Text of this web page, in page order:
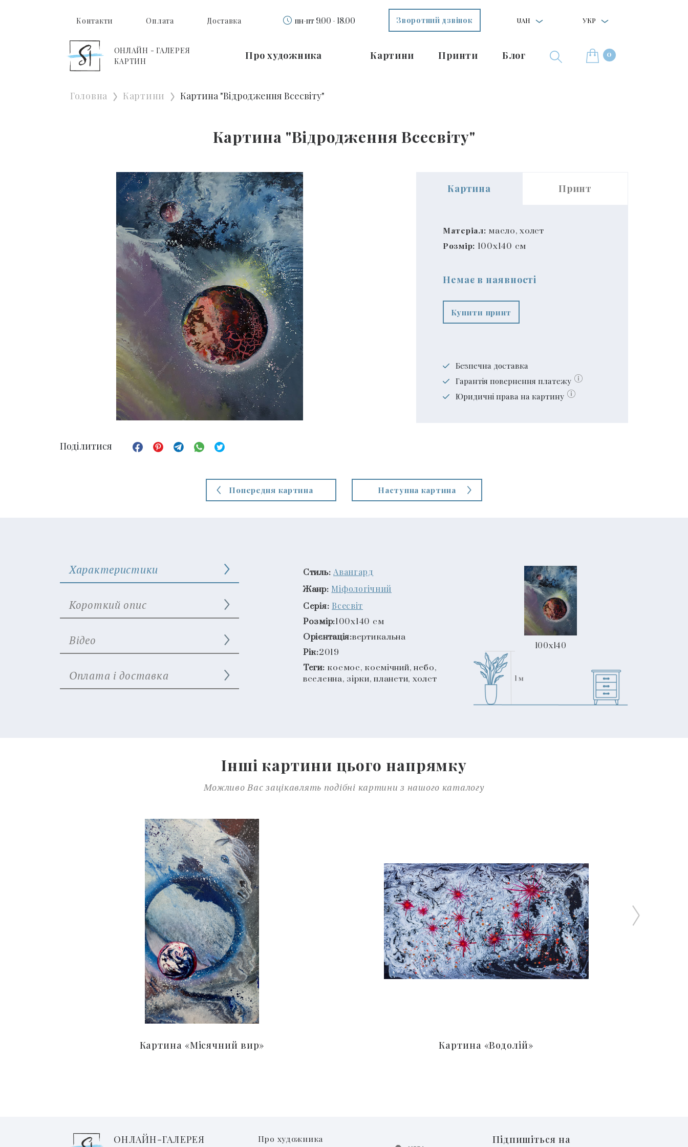
Контакти Оплата Доставка пн-пт 9.00 - 18.00 Зворотний дзвінок UAH УКР
ОНЛАЙН - ГАЛЕРЕЯ
КАРТИН
Про художника Картини Принти Блог 0
Головна Картини Картина "Відродження Всесвіту"
Картина "Відродження Всесвіту"
Картина Принт
Матеріал: масло, холст
Розмір: 100x140 см
Немає в наявності
Купити принт
Безпечна доставка
Гарантія повернення платежу
Юридичні права на картину
Поділитися
Попередня картина Наступна картина
Характеристики
Короткий опис
Відео
Оплата і доставка
Стиль: Авангард
Жанр: Міфологічний
Серія: Всесвіт
Розмір:100x140 см
Орієнтація:вертикальна
Рік:2019
Теги: космос, космічний, небо,
вселенна, зірки, планети, холст
100x140
Інші картини цього напрямку
Можливо Вас зацікавлять подібні картини з нашого каталогу
Картина «Місячний вир» Картина «Водолій»
ОНЛАЙН-ГАЛЕРЕЯ
Про художника
Підпишіться на